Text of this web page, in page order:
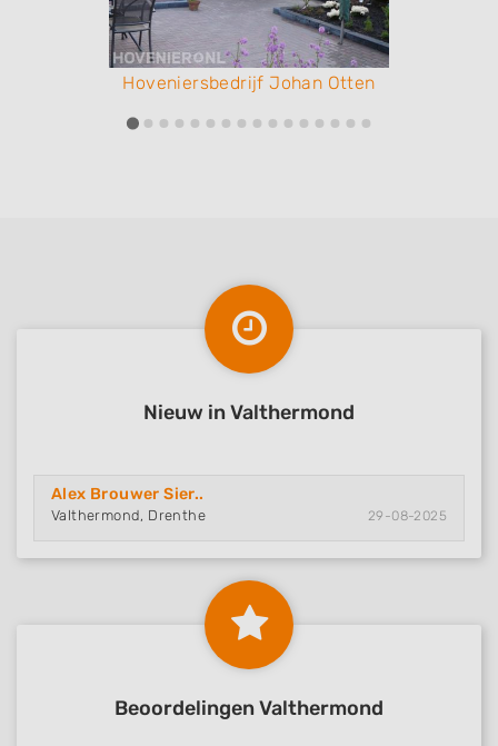
Hoveniersbedrijf Johan Otten
Nieuw in Valthermond
Alex Brouwer Sier..
Valthermond, Drenthe 29-08-2025
Beoordelingen Valthermond